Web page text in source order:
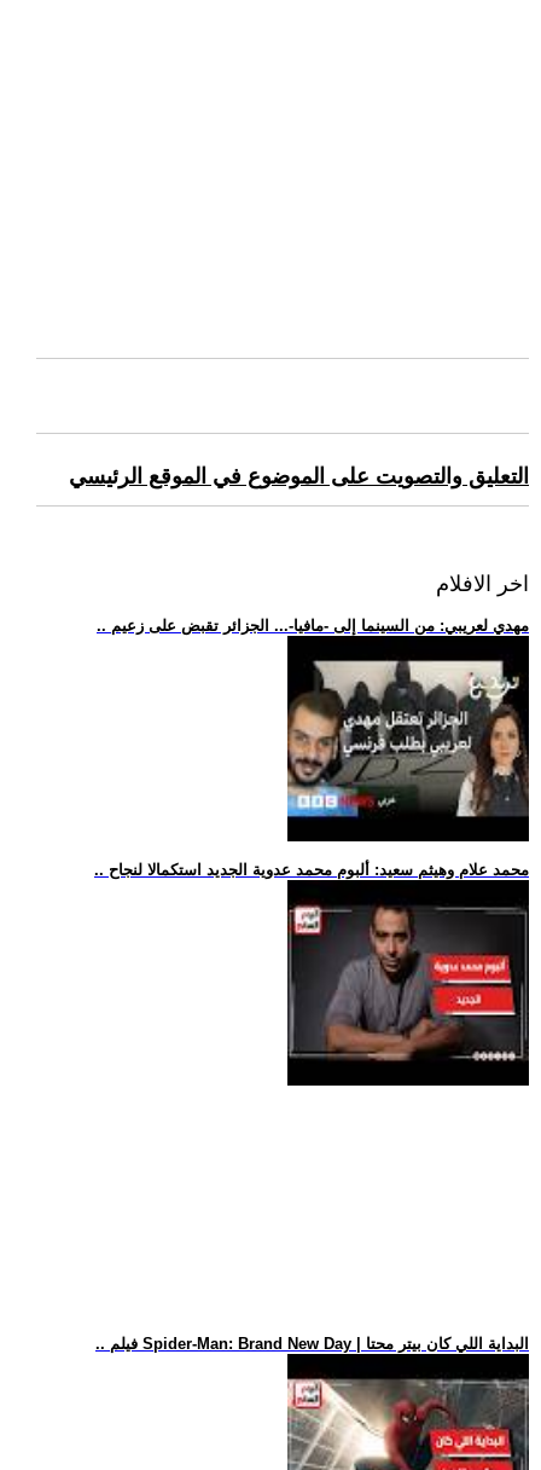
التعليق والتصويت على الموضوع في الموقع الرئيسي
اخر الافلام
.. مهدي لعريبي: من السينما إلى -مافيا-... الجزائر تقبض على زعيم
.. محمد علام وهيثم سعيد: ألبوم محمد عدوية الجديد استكمالا لنجاح
.. فيلم Spider-Man: Brand New Day | البداية اللي كان بيتر محتا